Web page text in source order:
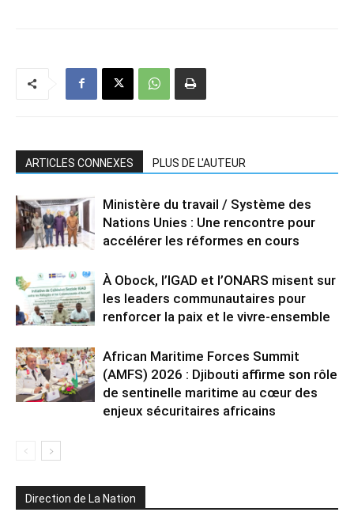
ARTICLES CONNEXES PLUS DE L'AUTEUR
Ministère du travail / Système des
Nations Unies : Une rencontre pour
accélérer les réformes en cours
À Obock, l’IGAD et l’ONARS misent sur
les leaders communautaires pour
renforcer la paix et le vivre-ensemble
African Maritime Forces Summit
(AMFS) 2026 : Djibouti affirme son rôle
de sentinelle maritime au cœur des
enjeux sécuritaires africains
Direction de La Nation